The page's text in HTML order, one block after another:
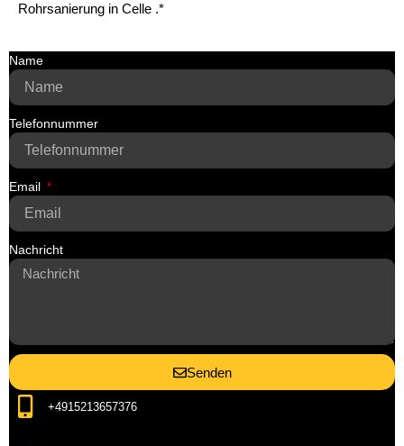
Rohrsanierung in Celle .*
Name
Telefonnummer
Email
Nachricht
Senden
+4915213657376